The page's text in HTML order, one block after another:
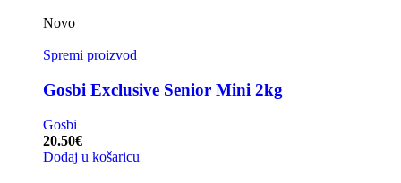
Novo
Spremi proizvod
Gosbi Exclusive Senior Mini 2kg
Gosbi
20.50€
Dodaj u košaricu